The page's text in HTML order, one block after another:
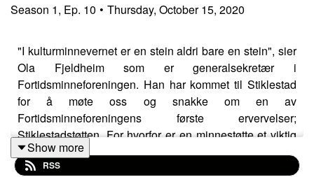
Season 1, Ep. 10 • Thursday, October 15, 2020
"I kulturminnevernet er en stein aldri bare en stein", sier
Ola Fjeldheim som er generalsekretær i
Fortidsminneforeningen. Han har kommet til Stiklestad
for å møte oss og snakke om en av
Fortidsminneforeningens første ervervelser;
Stiklestadstøtten. For hvorfor er en minnestøtte et viktig
kulturminne? Og hva skjuler seg under bakken der
støtten står i dag?
Show more
RSS